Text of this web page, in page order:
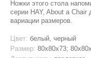
Ножки этого стола
серии HAY, About a
вариации размеров.
Цвет: белый, черный
Размер: 80x80x73;